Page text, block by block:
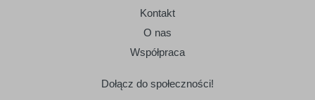
Kontakt
O nas
Współpraca
Dołącz do społeczności!